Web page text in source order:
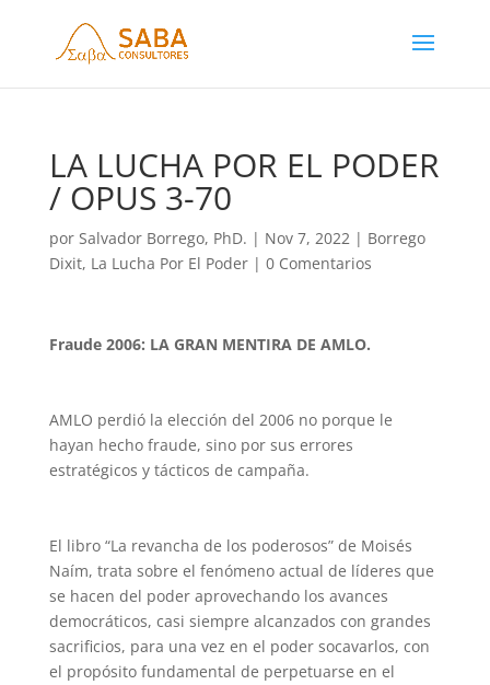
LA LUCHA POR EL PODER
/ OPUS 3-70
por Salvador Borrego, PhD. | Nov 7, 2022| Borrego
Dixit, La Lucha Por El Poder| 0 Comentarios
Fraude 2006: LA GRAN MENTIRA DE AMLO.
AMLO perdió la elección del 2006 no porque le
hayan hecho fraude, sino por sus errores
estratégicos y tácticos de campaña.
El libro “La revancha de los poderosos” de Moisés
Naím, trata sobre el fenómeno actual de líderes que
se hacen del poder aprovechando los avances
democráticos, casi siempre alcanzados con grandes
sacrificios, para una vez en el poder socavarlos, con
el propósito fundamental de perpetuarse en el